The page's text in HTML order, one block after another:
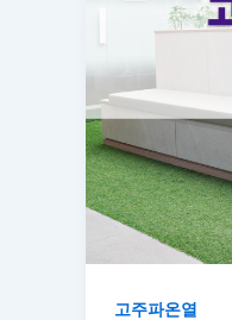
고주파온열